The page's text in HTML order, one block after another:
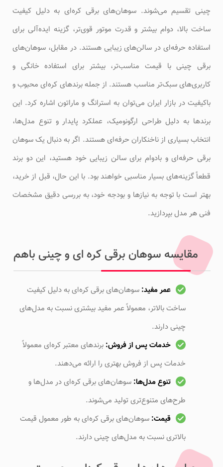
چینی تقسیم می‌شوند. سوهان‌های برقی کره‌ای به دلیل کیفیت
ساخت بالا، دوام بیشتر و قدرت موتور قوی‌تر، گزینه ایده‌آلی برای
استفاده حرفه‌ای در سالن‌های زیبایی هستند. در مقابل، سوهان‌های
برقی چینی با قیمت مناسب‌تر، بیشتر برای استفاده خانگی و
کاربری‌های سبک‌تر مناسب هستند. از جمله برندهای کره‌ای محبوب و
باکیفیت در بازار ایران می‌توان به استرانگ و ماراتون اشاره کرد. این
برندها به دلیل طراحی ارگونومیک، عملکرد پایدار و تنوع مدل‌ها،
انتخاب بسیاری از ناخنکاران حرفه‌ای هستند. اگر به دنبال یک سوهان
برقی حرفه‌ای و بادوام برای سالن زیبایی خود هستید، این دو برند
قطعاً گزینه‌های بسیار مناسبی خواهند بود. با این حال، قبل از خرید،
بهتر است با توجه به نیازها و بودجه خود، به بررسی دقیق مشخصات
فنی هر مدل بپردازید.
مقایسه سوهان برقی کره ای و چینی باهم
عمر مفید: سوهان‌های برقی کره‌ای به دلیل کیفیت
ساخت بالاتر، معمولاً عمر مفید بیشتری نسبت به مدل‌های
چینی دارند.
خدمات پس از فروش: برندهای معتبر کره‌ای معمولاً
خدمات پس از فروش بهتری را ارائه می‌دهند.
تنوع مدل‌ها: سوهان‌های برقی کره‌ای در مدل‌ها و
طرح‌های متنوع‌تری تولید می‌شوند.
قیمت: سوهان‌های برقی کره‌ای به طور معمول قیمت
بالاتری نسبت به مدل‌های چینی دارند.